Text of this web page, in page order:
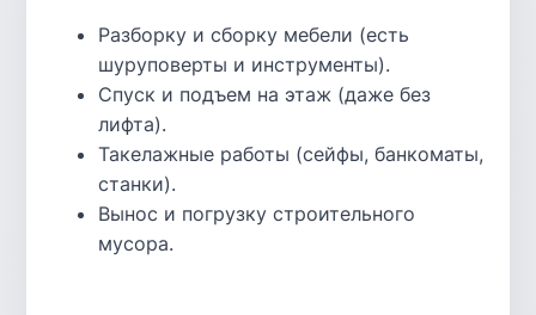
Разборку и сборку мебели (есть
шуруповерты и инструменты).
Спуск и подъем на этаж (даже без
лифта).
Такелажные работы (сейфы, банкоматы,
станки).
Вынос и погрузку строительного
мусора.